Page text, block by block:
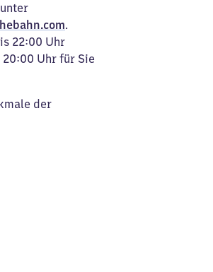
.
22:00 Uhr
20:00 Uhr für Sie
der